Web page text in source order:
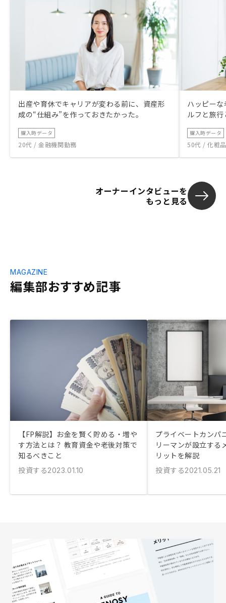
出産や育休でキャリアが変わる前に、資産形
成の“仕組み”を作っておきたかった。
購入時データ
20代 / 金融機関勤務
ハッピー
ルフと旅
購入時データ
50代 / 化粧
オーナーインタビューを
もっと見る
編集部おすすめ記事
MAGAZINE
【FP解説】お金を賢く貯める・増や
す方法とは？ 教育資金や老後対策で
知るべきこと
投資する2023.01.10
プライベートカンパ
リーマンが設立する
リットを解説
投資する2021.05.21